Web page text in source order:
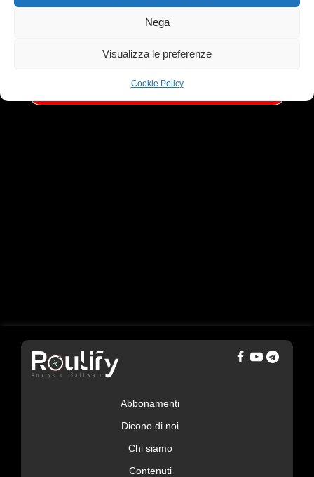
Nega
Visualizza le preferenze
Cookie Policy
Registrandoti a Roulify.it accetti che i tuoi dati personali
verranno utilizzati per supportare la tua esperienza su
per altri scopi descritti nella nostraprivacy policy
Abbonamenti
Dicono di noi
Chi siamo
Contenuti